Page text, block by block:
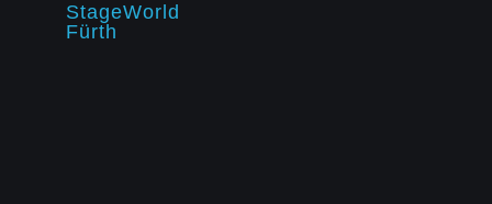
StageWorld
Fürth